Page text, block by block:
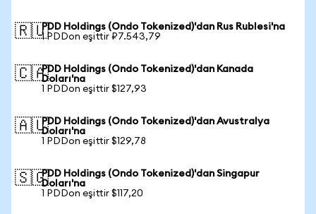
🇷🇺PDD Holdings (Ondo Tokenized)'dan Rus Rublesi'na
1 PDDon eşittir ₽7.543,79
🇨🇦PDD Holdings (Ondo Tokenized)'dan Kanada
Doları'na
1 PDDon eşittir $127,93
🇦🇺PDD Holdings (Ondo Tokenized)'dan Avustralya
Doları'na
1 PDDon eşittir $129,78
🇸🇬PDD Holdings (Ondo Tokenized)'dan Singapur
Doları'na
1 PDDon eşittir $117,20